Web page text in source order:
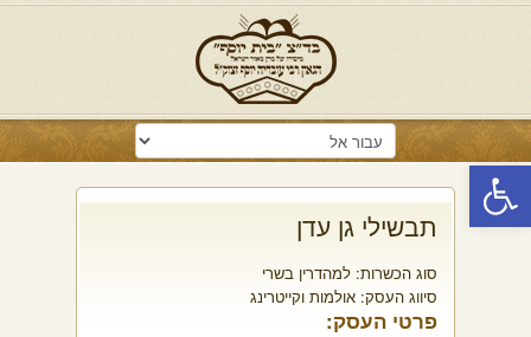
פתח סרגל נגישות
תבשילי גן עדן
סוג הכשרות: למהדרין בשרי
סיווג העסק: אולמות וקייטרינג
פרטי העסק: